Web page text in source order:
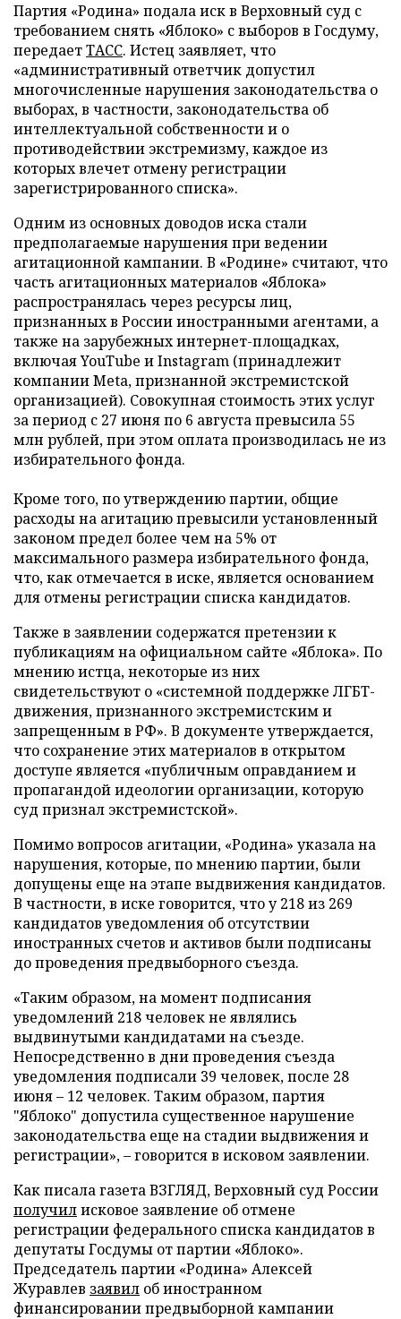
Партия «Родина» подала иск в Верховный суд с
требованием снять «Яблоко» с выборов в Госдуму,
передаетТАСС. Истец заявляет, что
«административный ответчик допустил
многочисленные нарушения законодательства о
выборах, в частности, законодательства об
интеллектуальной собственности и о
противодействии экстремизму, каждое из
которых влечет отмену регистрации
зарегистрированного списка».
Одним из основных доводов иска стали
предполагаемые нарушения при ведении
агитационной кампании. В «Родине» считают, что
часть агитационных материалов «Яблока»
распространялась через ресурсы лиц,
признанных в России иностранными агентами, а
также на зарубежных интернет-площадках,
включая YouTube и Instagram (принадлежит
компании Meta, признанной экстремистской
организацией). Совокупная стоимость этих услуг
за период с 27 июня по 6 августа превысила 55
млн рублей, при этом оплата производилась не из
избирательного фонда.
Кроме того, по утверждению партии, общие
расходы на агитацию превысили установленный
законом предел более чем на 5% от
максимального размера избирательного фонда,
что, как отмечается в иске, является основанием
для отмены регистрации списка кандидатов.
Также в заявлении содержатся претензии к
публикациям на официальном сайте «Яблока». По
мнению истца, некоторые из них
свидетельствуют о «системной поддержке ЛГБТ-
движения, признанного экстремистским и
запрещенным в РФ». В документе утверждается,
что сохранение этих материалов в открытом
доступе является «публичным оправданием и
пропагандой идеологии организации, которую
суд признал экстремистской».
Помимо вопросов агитации, «Родина» указала на
нарушения, которые, по мнению партии, были
допущены еще на этапе выдвижения кандидатов.
В частности, в иске говорится, что у 218 из 269
кандидатов уведомления об отсутствии
иностранных счетов и активов были подписаны
до проведения предвыборного съезда.
«Таким образом, на момент подписания
уведомлений 218 человек не являлись
выдвинутыми кандидатами на съезде.
Непосредственно в дни проведения съезда
уведомления подписали 39 человек, после 28
июня – 12 человек. Таким образом, партия
"Яблоко" допустила существенное нарушение
законодательства еще на стадии выдвижения и
регистрации», – говорится в исковом заявлении.
Как писала газета ВЗГЛЯД, Верховный суд России
получилисковое заявление об отмене
регистрации федерального списка кандидатов в
депутаты Госдумы от партии «Яблоко».
Председатель партии «Родина» Алексей
Журавлев заявил об иностранном
финансировании предвыборной кампании